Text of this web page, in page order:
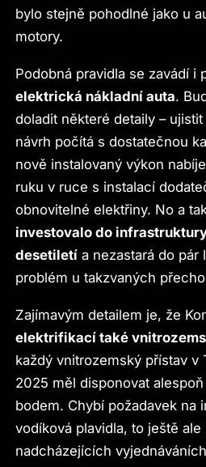
bylo stejně pohodlné jako u
motory.
Podobná pravidla se zavádí i
elektrická nákladní auta.
doladit některé detaily –
návrh počítá s dostatečnou
nově instalovaný výkon
ruku v ruce s instalací
obnovitelné elektřiny. No a
investovalo do
desetiletí a nezastará do
problém u takzvaných
Zajímavým detailem je, že
elektrifikací také
každý vnitrozemský přístav v
2025 měl disponovat
bodem. Chybí požadavek na
vodíková plavidla, to ještě
nadcházejících